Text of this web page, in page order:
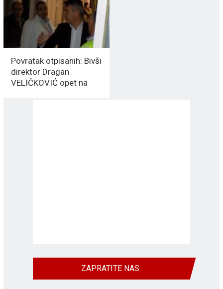
Povratak otpisanih: Bivši
direktor Dragan
VELIČKOVIĆ opet na
ZAPRATITE NAS